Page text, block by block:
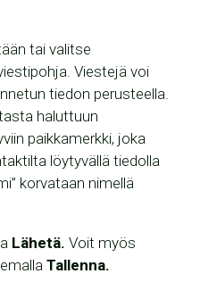
tai valitse
Viestejä voi
tiedon perusteella.
haluttuun
paikkamerkki, joka
löytyvällä tiedolla
korvataan nimellä
Lähetä. Voit myös
Tallenna.